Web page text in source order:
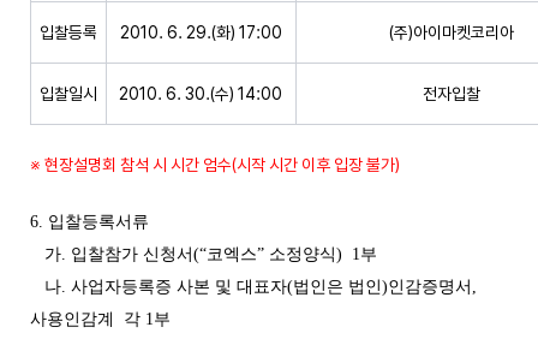
입찰등록 2010. 6. 29.(화) 17:00 (주)아이마켓코리아
입찰일시 2010. 6. 30.(수) 14:00 전자입찰
※ 현장설명회 참석 시 시간 엄수(시작 시간 이후 입장 불가)
6. 입찰등록서류
가. 입찰참가 신청서(“코엑스” 소정양식) 1부
나. 사업자등록증 사본 및 대표자(법인은 법인)인감증명서,
사용인감계 각 1부